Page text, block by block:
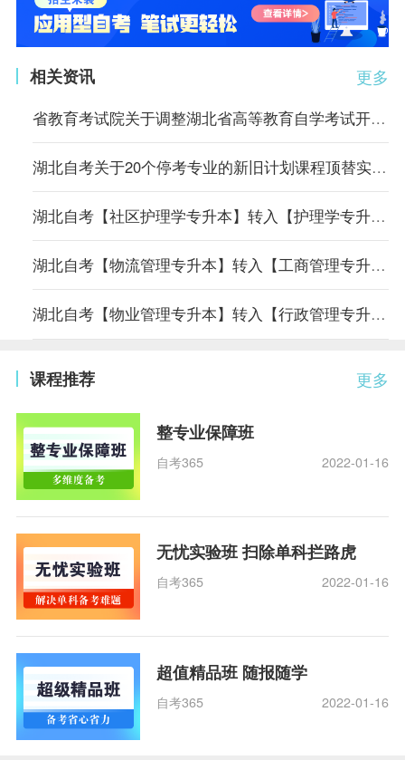
更多
相关资讯
省教育考试院关于调整湖北省高等教育自学考试开考专业考试计划的通告
湖北自考关于20个停考专业的新旧计划课程顶替实施方案
湖北自考【社区护理学专升本】转入【护理学专升本】专业课程顶替表
湖北自考【物流管理专升本】转入【工商管理专升本】专业课程顶替表
湖北自考【物业管理专升本】转入【行政管理专升本】专业课程顶替表
更多
课程推荐
整专业保障班
自考365 2022-01-16
无忧实验班 扫除单科拦路虎
自考365 2022-01-16
超值精品班 随报随学
自考365 2022-01-16